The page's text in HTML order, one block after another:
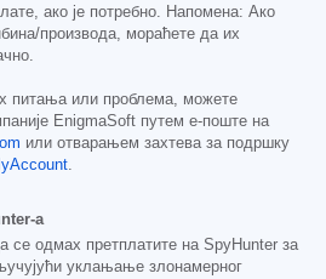
ако је потребно. Напомена: Ако
производа, мораћете да их
питања или проблема, можете
EnigmaSoft путем е-поште на
или отварањем захтева за подршку
а
се одмах претплатите на SpyHunter за
уклањање злонамерног